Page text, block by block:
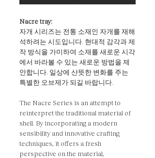
Nacre tray:
자개 시리즈는 전통 소재인 자개를 재해
석하려는 시도입니다. 현대적 감각과 제
작 방식을 가미하여 소재를 새로운 시각
에서 바라볼 수 있는 새로운 방법을 제
안합니다. 일상에 산뜻한 변화를 주는
특별한 오브제가 되길 바랍니다.
The Nacre Series is an attempt to
reinterpret the traditional material of
shell. By incorporating a modern
sensibility and innovative crafting
techniques, it offers a fresh
perspective on the material,